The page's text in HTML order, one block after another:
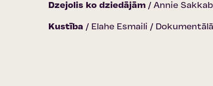
Dzejolis ko dziedājām / Annie
Kustība / Elahe Esmaili /